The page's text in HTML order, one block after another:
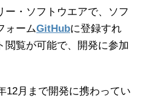
ー・ソフトウエアで、ソフ
ォームGitHubに登録すれ
閲覧が可能で、開発に参加
12月まで開発に携わってい